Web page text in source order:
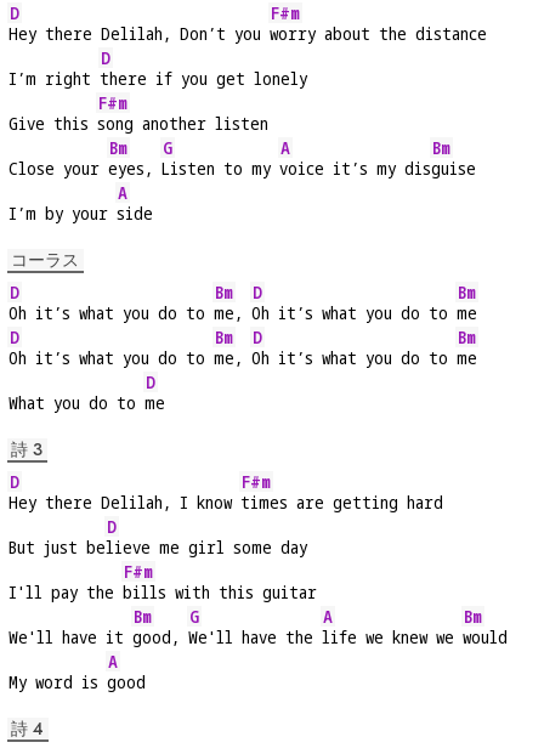
D
Hey there Delilah, Don’t you
F#m
worry about the distance
I’m right
D
there if you get lonely
Give this
F#m
song another listen
Close your
Bm
eyes,
G
Listen to my
A
voice it’s my dis
Bm
guise
I’m by your
A
side
コーラス
D
Oh it’s what you do to
Bm
me,
D
Oh it’s what you do to
Bm
me
D
Oh it’s what you do to
Bm
me,
D
Oh it’s what you do to
Bm
me
What you do to
D
me
詩 3
D
Hey there Delilah, I know
F#m
times are getting hard
But just be
D
lieve me girl some day
I'll pay the
F#m
bills with this guitar
We'll have it
Bm
good,
G
We'll have the
A
life we knew we
Bm
would
My word is
A
good
詩 4